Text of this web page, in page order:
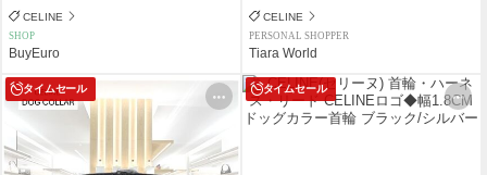
CELINE
SHOP
BuyEuro
CELINE
PERSONAL SHOPPER
Tiara World
タイムセール タイムセール